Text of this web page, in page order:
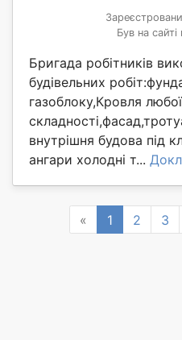
Був на
Бригада робітників
будівельних
газоблоку,Кровля любої
внутрішня будова під
ангари холодні т...
« Previous
1 2 3